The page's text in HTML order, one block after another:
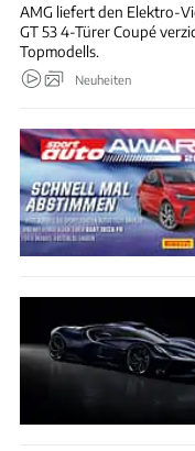
AMG liefert den Elektro-
GT 53 4-Türer Coupé
Topmodells.
Neuheiten